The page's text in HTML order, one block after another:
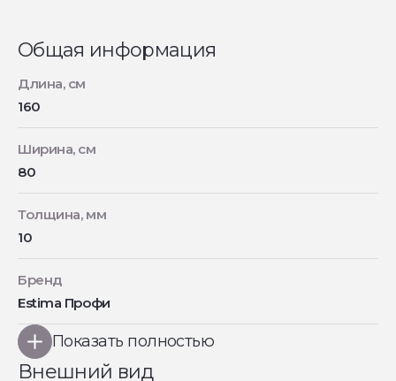
Общая информация
Длина, см
160
Ширина, см
80
Толщина, мм
10
Бренд
Estima Профи
Показать полностью
Внешний вид